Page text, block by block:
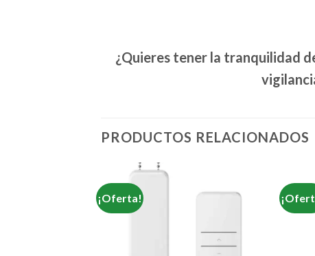
¿Quieres tener la tranquilidad
PRODUCTOS RELACIONADOS
¡Oferta!